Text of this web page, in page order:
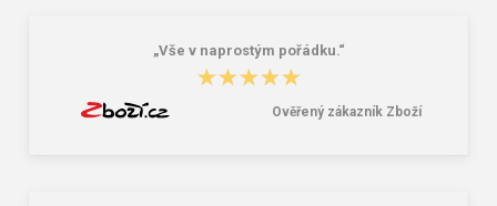
„Vše v naprostým pořádku.“
★★★★★
★★★★★
Ověřený zákazník Zboží